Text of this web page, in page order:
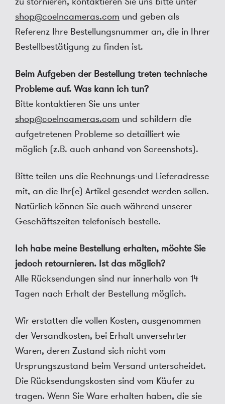
shop@coelncameras.com und geben als
Referenz Ihre Bestellungsnummer an, die in Ihrer
Bestellbestätigung zu finden ist.
Beim Aufgeben der Bestellung treten technische
Probleme auf. Was kann ich tun?
Bitte kontaktieren Sie uns unter
shop@coelncameras.com und schildern die
aufgetretenen Probleme so detailliert wie
möglich (z.B. auch anhand von Screenshots).
Bitte teilen uns die Rechnungs-und Lieferadresse
mit, an die Ihr(e) Artikel gesendet werden sollen.
Natürlich können Sie auch während unserer
Geschäftszeiten telefonisch bestelle.
Ich habe meine Bestellung erhalten, möchte Sie
jedoch retournieren. Ist das möglich?
Alle Rücksendungen sind nur innerhalb von 14
Tagen nach Erhalt der Bestellung möglich.
Wir erstatten die vollen Kosten, ausgenommen
der Versandkosten, bei Erhalt unversehrter
Waren, deren Zustand sich nicht vom
Ursprungszustand beim Versand unterscheidet.
Die Rücksendungskosten sind vom Käufer zu
tragen. Wenn Sie Ware erhalten haben, die sie